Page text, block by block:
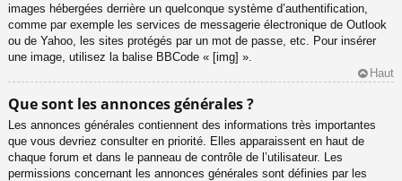
images hébergées derrière un quelconque système d’authentification,
comme par exemple les services de messagerie électronique de Outlook
ou de Yahoo, les sites protégés par un mot de passe, etc. Pour insérer
une image, utilisez la balise BBCode « [img] ».
Haut
Que sont les annonces générales ?
Les annonces générales contiennent des informations très importantes
que vous devriez consulter en priorité. Elles apparaissent en haut de
chaque forum et dans le panneau de contrôle de l’utilisateur. Les
permissions concernant les annonces générales sont définies par les